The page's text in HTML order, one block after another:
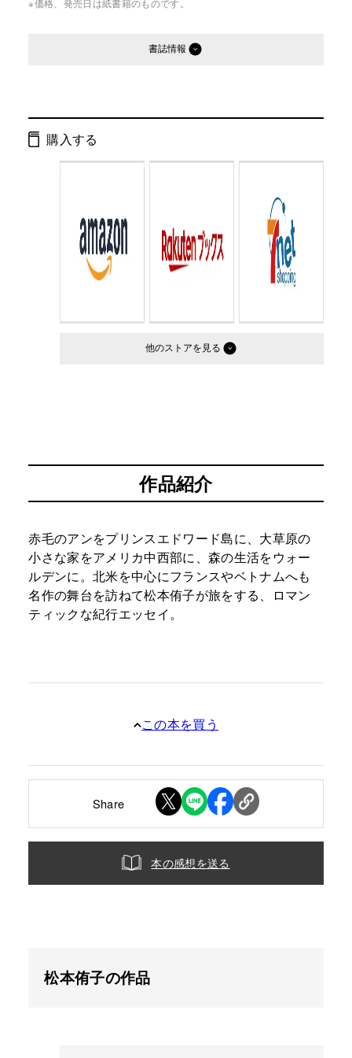
※価格、発売日は紙書籍のものです。
書誌情報
ISBN： 9784877281649
判型：
購入する
他のストア
作品紹介
赤毛のアンをプリンスエドワード島に、大草原の
小さな家をアメリカ中西部に、森の生活をウォー
ルデンに。北米を中心にフランスやベトナムへも
名作の舞台を訪ねて松本侑子が旅をする、ロマン
ティックな紀行エッセイ。
この本を買う
Share
本の感想を送る
松本侑子の作品